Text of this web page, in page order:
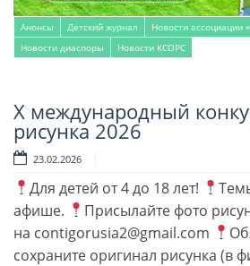
Анонсы Детский журнал
Новости ассоциации
Новости диаспоры
Новости КСОРС
Читать далее
Х международный
рисунка 2026
23.02.2026
Для детей от 4 до 18 лет!
афише.
Присылайте фото
на contigorusia2@gmail.com
сохраните оригинал рисунка (в